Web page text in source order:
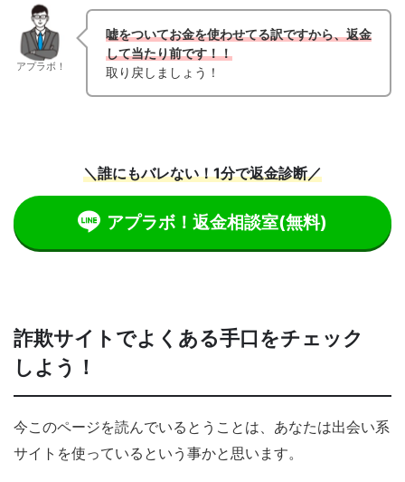
アプラボ！
嘘をついてお金を使わせてる訳ですから、返金
して当たり前です！！
取り戻しましょう！
＼誰にもバレない！1分で返金診断／
アプラボ！返金相談室(無料)
詐欺サイトでよくある手口をチェック
しよう！
今このページを読んでいるとうことは、あなたは出会い系
サイトを使っているという事かと思います。